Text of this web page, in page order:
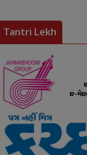
Tantri Lekh